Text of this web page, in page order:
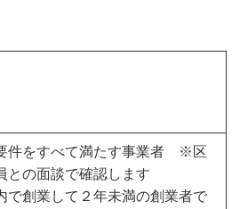
件をすべて満たす事業者 ※区
との面談で確認します
で創業して２年未満の創業者で